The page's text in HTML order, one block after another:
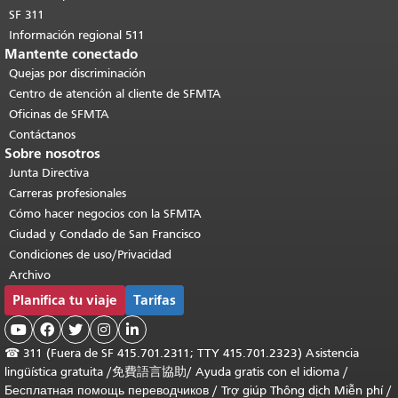
SF 311
Información regional 511
Mantente conectado
Quejas por discriminación
Centro de atención al cliente de SFMTA
Oficinas de SFMTA
Contáctanos
Sobre nosotros
Junta Directiva
Carreras profesionales
Cómo hacer negocios con la SFMTA
Ciudad y Condado de San Francisco
Condiciones de uso/Privacidad
Archivo
Planifica tu viaje Tarifas
    
☎ 311 (Fuera de SF 415.701.2311; TTY 415.701.2323) Asistencia
lingüística gratuita /免費語言協助/ Ayuda gratis con el idioma /
Бесплатная помощь переводчиков / Trợ giúp Thông dịch Miễn phí/